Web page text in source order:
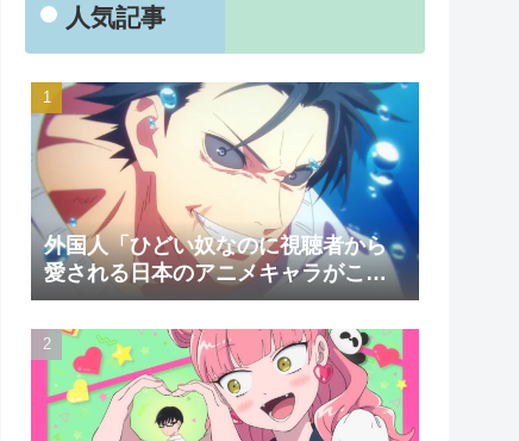
人気記事
外国人「ひどい奴なのに視聴者から
愛される日本のアニメキャラがこち
ら」（海外の反応）